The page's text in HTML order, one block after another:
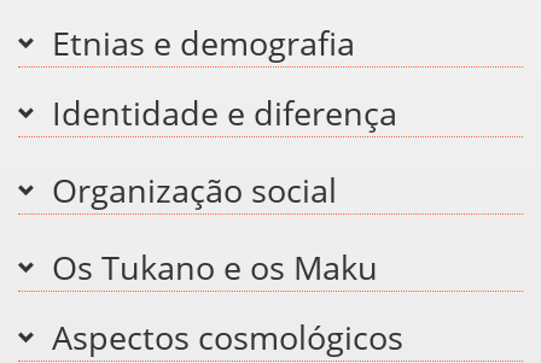
Etnias e demografia
Identidade e diferença
Organização social
Os Tukano e os Maku
Aspectos cosmológicos